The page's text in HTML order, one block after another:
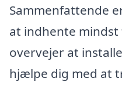
Sammenfattende
at indhente
overvejer at
hjælpe dig med at